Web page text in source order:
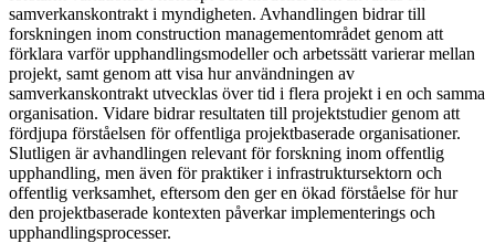
samverkanskontrakt i myndigheten. Avhandlingen bidrar till
forskningen inom construction managementområdet genom att
förklara varför upphandlingsmodeller och arbetssätt varierar mellan
projekt, samt genom att visa hur användningen av
samverkanskontrakt utvecklas över tid i flera projekt i en och samma
organisation. Vidare bidrar resultaten till projektstudier genom att
fördjupa förståelsen för offentliga projektbaserade organisationer.
Slutligen är avhandlingen relevant för forskning inom offentlig
upphandling, men även för praktiker i infrastruktursektorn och
offentlig verksamhet, eftersom den ger en ökad förståelse för hur
den projektbaserade kontexten påverkar implementerings och
upphandlingsprocesser.